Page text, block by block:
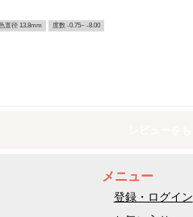
直径 13.8mm 度数 -0.75~ -8.00
メニュー
登録・ログイン